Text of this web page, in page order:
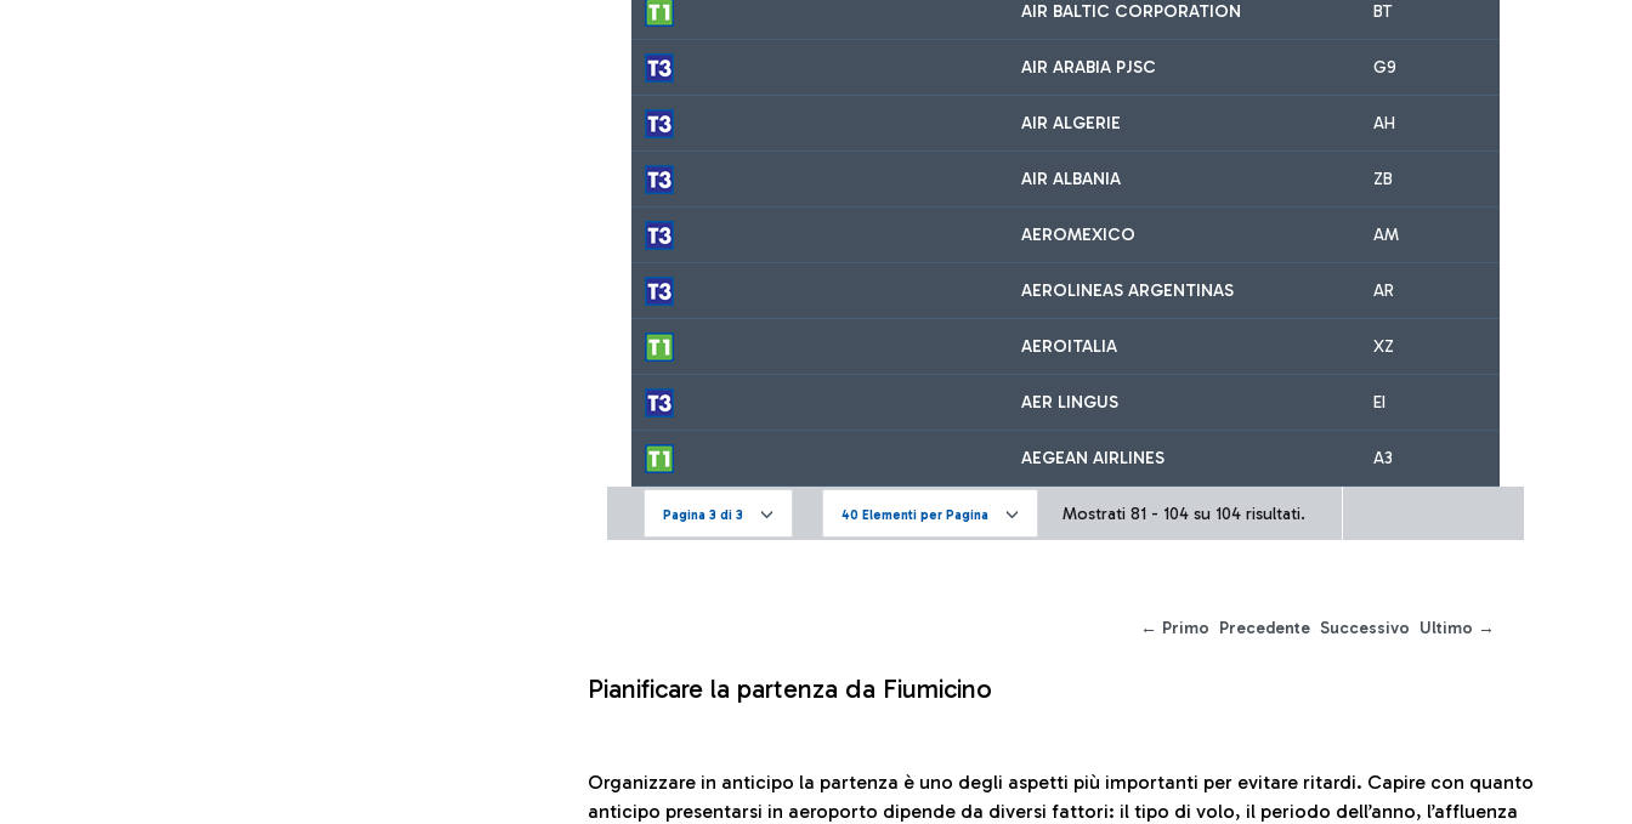
AIR BALTIC CORPORATION BT
AIR ARABIA PJSC G9
AIR ALGERIE AH
AIR ALBANIA ZB
AEROMEXICO AM
AEROLINEAS ARGENTINAS AR
AEROITALIA XZ
AER LINGUS EI
AEGEAN AIRLINES A3
Pagina 3 di 3 40 Elementi per Pagina Mostrati 81 - 104 su 104 risultati.
← Primo Precedente Successivo Ultimo →
Pianificare la partenza da Fiumicino
Organizzare in anticipo la partenza è uno degli aspetti più importanti per evitare ritardi. Capire con quanto
anticipo presentarsi in aeroporto dipende da diversi fattori: il tipo di volo, il periodo dell’anno, l’affluenza